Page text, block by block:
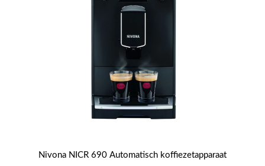
Nivona NICR 690 Automatisch koffiezetapparaat